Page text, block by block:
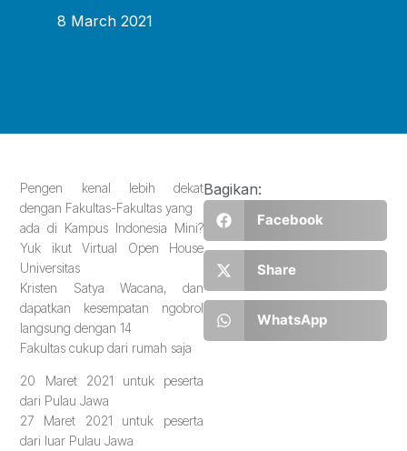
8 March 2021
Pengen kenal lebih dekat
dengan Fakultas-Fakultas yang
ada di Kampus Indonesia Mini?
Yuk ikut Virtual Open House
Universitas
Kristen Satya Wacana, dan
dapatkan kesempatan ngobrol
langsung dengan 14
Fakultas cukup dari rumah saja
20 Maret 2021 untuk peserta
dari Pulau Jawa
27 Maret 2021 untuk peserta
dari luar Pulau Jawa
Bagikan:
Facebook
Share
WhatsApp